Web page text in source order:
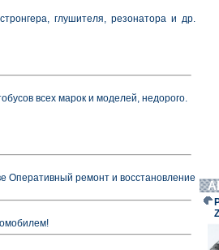
глушителя, резонатора и др.
всех марок и моделей, недорого.
Оперативный ремонт и восстановление